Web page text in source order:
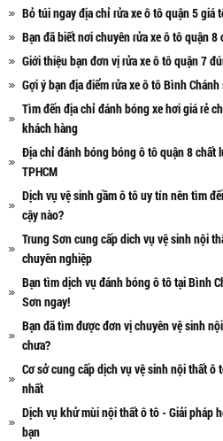
Bỏ túi ngay địa chỉ rửa xe ô tô quận 5 giá
Bạn đã biết nơi chuyên rửa xe ô tô quận
Giới thiệu bạn đơn vị rửa xe ô tô quận 7
Gợi ý bạn địa điểm rửa xe ô tô Bình Chánh
Tìm đến địa chỉ đánh bóng xe hơi giá rẻ
khách hàng
Địa chỉ đánh bóng bóng ô tô quận 8 chất
TPHCM
Dịch vụ vệ sinh gầm ô tô uy tín nên tìm
cậy nào?
Trung Sơn cung cấp dich vụ vệ sinh nội
chuyên nghiệp
Bạn tìm dịch vụ đánh bóng ô tô tại Bình
Sơn ngay!
Bạn đã tìm được đơn vị chuyên vệ sinh
chưa?
Cơ sở cung cấp dịch vụ vệ sinh nội thất ô
nhất
Dịch vụ khử mùi nội thất ô tô - Giải pháp
bạn